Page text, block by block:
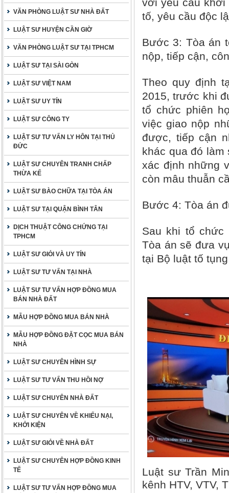
VĂN PHÒNG LUẬT SƯ NHÀ ĐẤT
LUẬT SƯ HUYỆN CẦN GIỜ
VĂN PHÒNG LUẬT SƯ TẠI TPHCM
LUẬT SƯ TẠI SÀI GÒN
LUẬT SƯ VIỆT NAM
LUẬT SƯ UY TÍN
LUẬT SƯ CÔNG TY
LUẬT SƯ TƯ VẤN LY HÔN TẠI THỦ
ĐỨC
LUẬT SƯ CHUYÊN TRANH CHẤP
THỪA KẾ
LUẬT SƯ BÀO CHỮA TẠI TÒA ÁN
LUẬT SƯ TẠI QUẬN BÌNH TÂN
DỊCH THUẬT CÔNG CHỨNG TẠI
TPHCM
LUẬT SƯ GIỎI VÀ UY TÍN
LUẬT SƯ TƯ VẤN TẠI NHÀ
LUẬT SƯ TƯ VẤN HỢP ĐỒNG MUA
BÁN NHÀ ĐẤT
MẪU HỢP ĐỒNG MUA BÁN NHÀ
MẪU HỢP ĐỒNG ĐẶT CỌC MUA BÁN
NHÀ
LUẬT SƯ CHUYÊN HÌNH SỰ
LUẬT SƯ TƯ VẤN THU HỒI NỢ
LUẬT SƯ CHUYÊN NHÀ ĐẤT
LUẬT SƯ CHUYÊN VỀ KHIẾU NẠI,
KHỞI KIỆN
LUẬT SƯ GIỎI VỀ NHÀ ĐẤT
LUẬT SƯ CHUYÊN HỢP ĐỒNG KINH
TẾ
LUẬT SƯ TƯ VẤN HỢP ĐỒNG MUA
với yêu cầu khởi
tố, yêu cầu độc
Bước 3: Tòa án
nộp, tiếp cận,
Theo quy định
2015, trước khi
tổ chức phiên
việc giao nộp
được, tiếp cận
khác qua đó làm
xác định những
còn mâu thuẫn
Bước 4: Tòa án
Sau khi tổ chức
Tòa án sẽ đưa
tại Bộ luật tố
Luật sư Trần
kênh HTV, VTV,